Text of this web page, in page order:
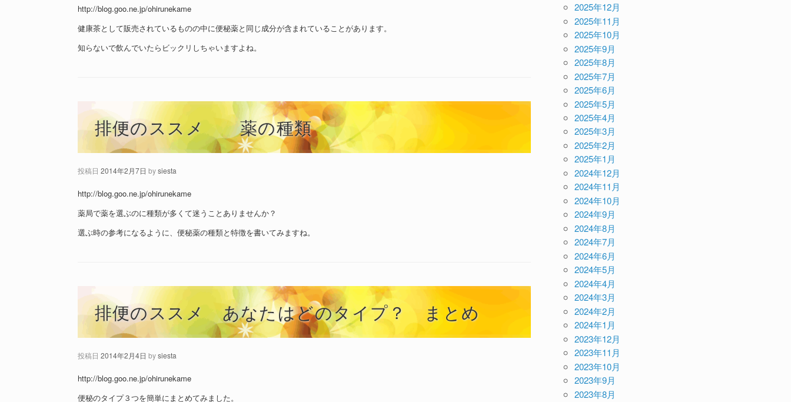
http://blog.goo.ne.jp/ohirunekame
健康茶として販売されているものの中に便秘薬と同じ成分が含まれていることがあります。
知らないで飲んでいたらビックリしちゃいますよね。
排便のススメ 薬の種類
投稿日 2014年2月7日 bysiesta
http://blog.goo.ne.jp/ohirunekame
薬局で薬を選ぶのに種類が多くて迷うことありませんか？
選ぶ時の参考になるように、便秘薬の種類と特徴を書いてみますね。
排便のススメ あなたはどのタイプ？ まとめ
投稿日 2014年2月4日 bysiesta
http://blog.goo.ne.jp/ohirunekame
便秘のタイプ３つを簡単にまとめてみました。
2025年12月
2025年11月
2025年10月
2025年9月
2025年8月
2025年7月
2025年6月
2025年5月
2025年4月
2025年3月
2025年2月
2025年1月
2024年12月
2024年11月
2024年10月
2024年9月
2024年8月
2024年7月
2024年6月
2024年5月
2024年4月
2024年3月
2024年2月
2024年1月
2023年12月
2023年11月
2023年10月
2023年9月
2023年8月